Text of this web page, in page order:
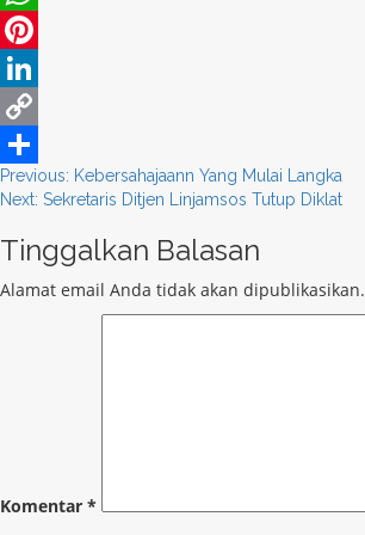
WhatsApp
Pinterest
LinkedIn
Copy
Link
Share
Post
navigation
Previous: Kebersahajaann Yang Mulai Langka
Next: Sekretaris Ditjen Linjamsos Tutup Diklat
Tinggalkan Balasan
Alamat email Anda tidak akan dipublikasikan.
Komentar *